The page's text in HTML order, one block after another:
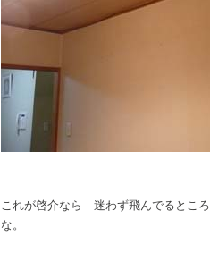
これが啓介なら 迷わず飛んでるとこ
な。